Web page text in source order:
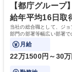
ます。 学歴・資格 学歴：大学院 大学 高専 短大 専修学校 高校 語学力：
資格：
【都庁グルー
給年平均16日取
当社の総合職として、ジ
部門の部署等幅広い部署で
ております！ ※下記業務詳
月給
22万1500円～30万